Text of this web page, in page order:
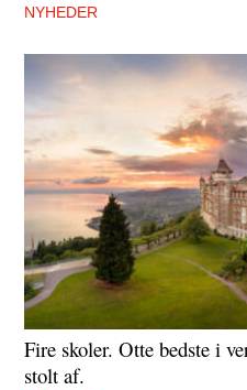
NYHEDER
Fire skoler. Otte bedste i
stolt af.